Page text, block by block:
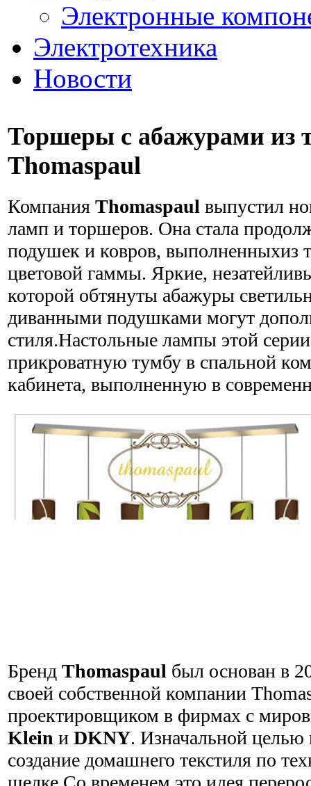
Электронные
Электротехника
Новости
Торшеры с абажурами из
Thomaspaul
Компания Thomaspaul выпустил
ламп и торшеров. Она стала
подушек и ковров, выполненныхиз
цветовой гаммы. Яркие,
которой обтянуты абажуры
диванными подушками могут
стиля.Настольные лампы этой
прикроватную тумбу в спальной
кабинета, выполненную в
Бренд Thomaspaul был основан в
своей собственной компании
проектировщиком в фирмах с
Klein и DKNY. Изначальной
создание домашнего текстиля по